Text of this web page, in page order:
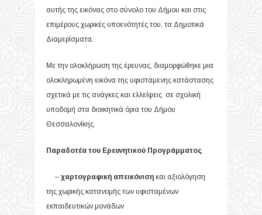
αυτής της εικόνας στο σύνολο του Δήμου και στις
επιμέρους χωρικές υποενότητές του, τα Δημοτικά
Διαμερίσματα.
Με την ολοκλήρωση της έρευνας, διαμορφώθηκε μια
ολοκληρωμένη εικόνα της υφιστάμενης κατάστασης
σχετικά με τις ανάγκες και ελλείψεις σε σχολική
υποδομή στα διοικητικά όρια του Δήμου
Θεσσαλονίκης.
Παραδοτέα του Ερευνητικού Προγράμματος
– χαρτογραφική απεικόνιση και αξιολόγηση
της χωρικής κατανομής των υφισταμένων
εκπαιδευτικών μονάδων